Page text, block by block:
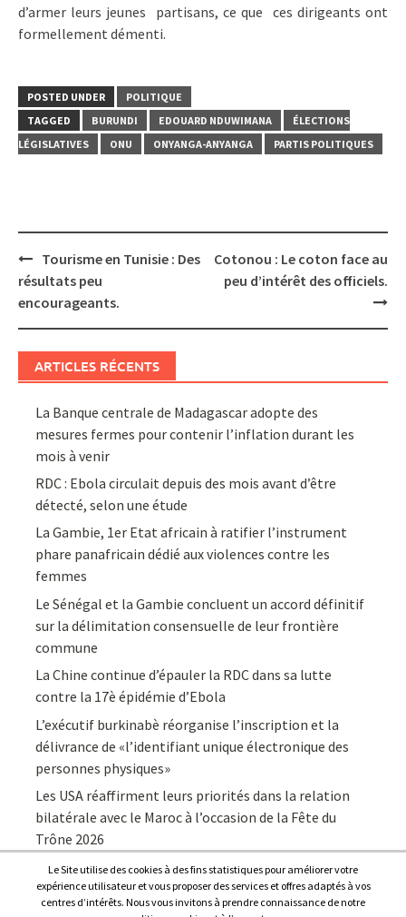
d’armer leurs jeunes partisans, ce que ces dirigeants ont
formellement démenti.
POSTED UNDER
POLITIQUE
TAGGED
BURUNDI EDOUARD NDUWIMANA
ÉLECTIONS
LÉGISLATIVES
ONU ONYANGA-ANYANGA PARTIS POLITIQUES
Post
navigation
Tourisme en Tunisie : Des
résultats peu
encourageants.
Cotonou : Le coton face au
peu d’intérêt des officiels.
ARTICLES RÉCENTS
La Banque centrale de Madagascar adopte des
mesures fermes pour contenir l’inflation durant les
mois à venir
RDC : Ebola circulait depuis des mois avant d’être
détecté, selon une étude
La Gambie, 1er Etat africain à ratifier l’instrument
phare panafricain dédié aux violences contre les
femmes
Le Sénégal et la Gambie concluent un accord définitif
sur la délimitation consensuelle de leur frontière
commune
La Chine continue d’épauler la RDC dans sa lutte
contre la 17è épidémie d’Ebola
L’exécutif burkinabè réorganise l’inscription et la
délivrance de «l’identifiant unique électronique des
personnes physiques»
Les USA réaffirment leurs priorités dans la relation
bilatérale avec le Maroc à l’occasion de la Fête du
Trône 2026
Le Site utilise des cookies à des fins statistiques pour améliorer votre
expérience utilisateur et vous proposer des services et offres adaptés à vos
centres d’intérêts. Nous vous invitons à prendre connaissance de notre